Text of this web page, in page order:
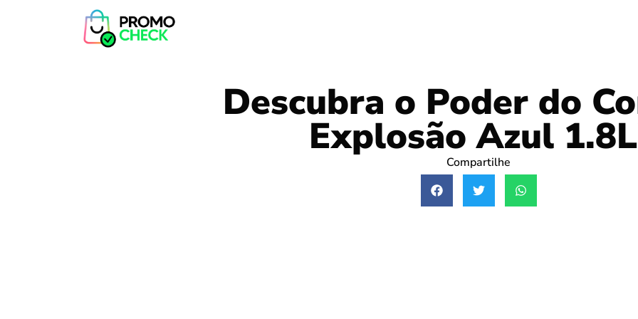
Descubra o Poder do
Explosão Azul
Compartilhe